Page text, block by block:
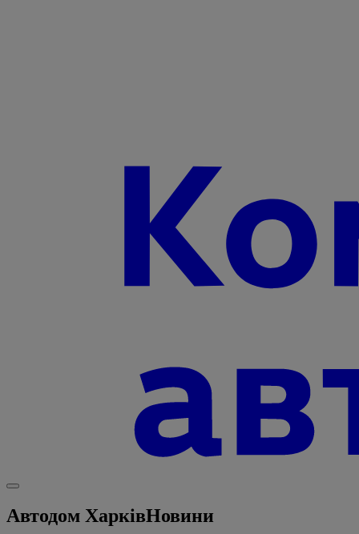
Автодом ХарківНовини